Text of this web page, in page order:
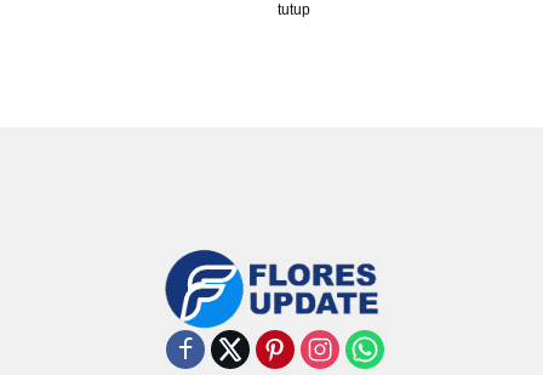
tutup